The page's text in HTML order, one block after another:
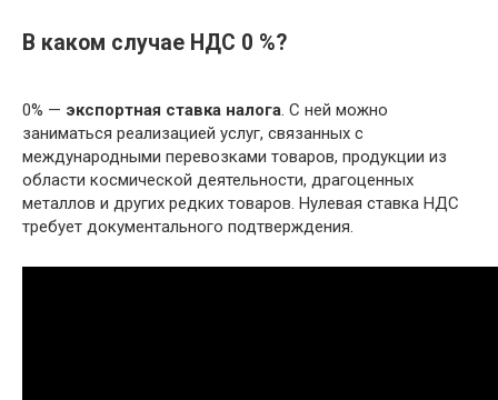
В каком случае НДС 0 %?
0% — экспортная ставка налога. С ней можно
заниматься реализацией услуг, связанных с
международными перевозками товаров, продукции из
области космической деятельности, драгоценных
металлов и других редких товаров. Нулевая ставка НДС
требует документального подтверждения.